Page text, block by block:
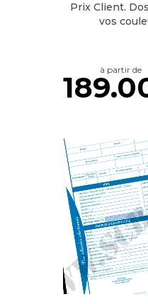
Prix Client.
vos
à partir de